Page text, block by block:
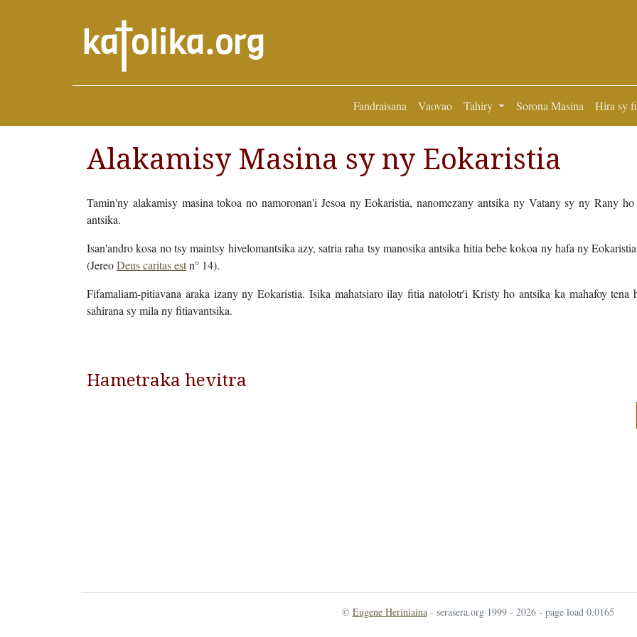
Fandraisana Vaovao Tahiry Sorona Masina Hira sy
Alakamisy Masina sy ny Eokaristia
Tamin'ny alakamisy masina tokoa no namoronan'i Jesoa ny Eokaristia, nanomezany antsika ny Vatany sy ny Rany ho
antsika.
Isan'andro kosa no tsy maintsy hivelomantsika azy, satria raha tsy manosika antsika hitia bebe kokoa ny hafa ny
(JereoDeus caritas estn° 14).
Fifamaliam-pitiavana araka izany ny Eokaristia. Isika mahatsiaro ilay fitia natolotr'i Kristy ho antsika ka mahafoy tena
sahirana sy mila ny fitiavantsika.
Hametraka hevitra
© Eugene Heriniaina- serasera.org 1999 - 2026 - page load 0.0165